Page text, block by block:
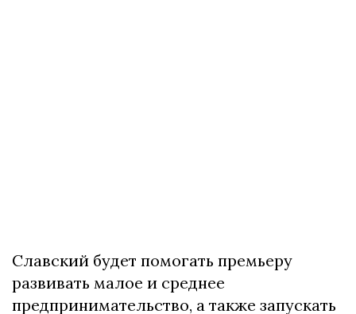
Славский будет помогать премьеру
развивать малое и среднее
предпринимательство, а также запускать